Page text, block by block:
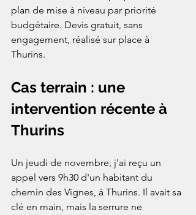
plan de mise à niveau par priorité
budgétaire. Devis gratuit, sans
engagement, réalisé sur place à
Thurins.
Cas terrain : une
intervention récente à
Thurins
Un jeudi de novembre, j'ai reçu un
appel vers 9h30 d'un habitant du
chemin des Vignes, à Thurins. Il avait sa
clé en main, mais la serrure ne